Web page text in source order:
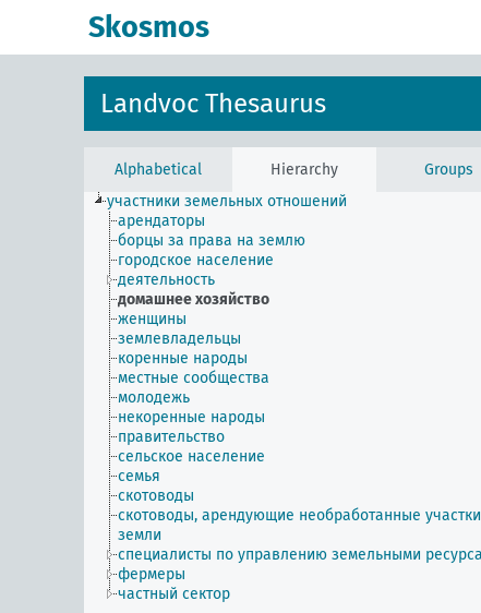
Skosmos
Landvoc Thesaurus
Alphabetical Hierarchy
Groups
участники земельных отношений
арендаторы
борцы за права на землю
городское население
деятельность
домашнее хозяйство
женщины
землевладельцы
коренные народы
местные сообщества
молодежь
некоренные народы
правительство
сельское население
семья
скотоводы
скотоводы, арендующие необработанные участки
земли
специалисты по управлению земельными
фермеры
частный сектор